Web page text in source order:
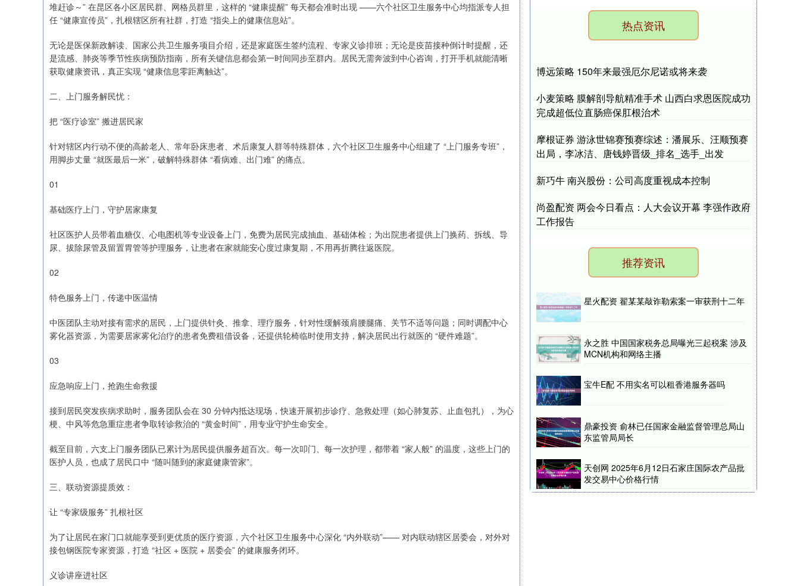
堆赶诊～” 在昆区各小区居民群、网格员群里，这样的 “健康提醒” 每天都会准时出现 ——六个社区卫生服务中心均指派专人担
任 “健康宣传员”，扎根辖区所有社群，打造 “指尖上的健康信息站”。
无论是医保新政解读、国家公共卫生服务项目介绍，还是家庭医生签约流程、专家义诊排班；无论是疫苗接种倒计时提醒，还
是流感、肺炎等季节性疾病预防指南，所有关键信息都会第一时间同步至群内。居民无需奔波到中心咨询，打开手机就能清晰
获取健康资讯，真正实现 “健康信息零距离触达”。
二、上门服务解民忧：
把 “医疗诊室” 搬进居民家
针对辖区内行动不便的高龄老人、常年卧床患者、术后康复人群等特殊群体，六个社区卫生服务中心组建了 “上门服务专班”，
用脚步丈量 “就医最后一米”，破解特殊群体 “看病难、出门难” 的痛点。
01
基础医疗上门，守护居家康复
社区医护人员带着血糖仪、心电图机等专业设备上门，免费为居民完成抽血、基础体检；为出院患者提供上门换药、拆线、导
尿、拔除尿管及留置胃管等护理服务，让患者在家就能安心度过康复期，不用再折腾往返医院。
02
特色服务上门，传递中医温情
中医团队主动对接有需求的居民，上门提供针灸、推拿、理疗服务，针对性缓解颈肩腰腿痛、关节不适等问题；同时调配中心
雾化器资源，为需要居家雾化治疗的患者免费租借设备，还提供轮椅临时使用支持，解决居民出行就医的 “硬件难题”。
03
应急响应上门，抢跑生命救援
接到居民突发疾病求助时，服务团队会在 30 分钟内抵达现场，快速开展初步诊疗、急救处理（如心肺复苏、止血包扎），为心
梗、中风等危急重症患者争取转诊救治的 “黄金时间”，用专业守护生命安全。
截至目前，六支上门服务团队已累计为居民提供服务超百次。每一次叩门、每一次护理，都带着 “家人般” 的温度，这些上门的
医护人员，也成了居民口中 “随叫随到的家庭健康管家”。
三、联动资源提质效：
让 “专家级服务” 扎根社区
为了让居民在家门口就能享受到更优质的医疗资源，六个社区卫生服务中心深化 “内外联动”—— 对内联动辖区居委会，对外对
接包钢医院专家资源，打造 “社区 + 医院 + 居委会” 的健康服务闭环。
义诊讲座进社区
热点资讯
博远策略 150年来最强厄尔尼诺或将来袭
小麦策略 膜解剖导航精准手术 山西白求恩医院成功
完成超低位直肠癌保肛根治术
摩根证券 游泳世锦赛预赛综述：潘展乐、汪顺预赛
出局，李冰洁、唐钱婷晋级_排名_选手_出发
新巧牛 南兴股份：公司高度重视成本控制
尚盈配资 两会今日看点：人大会议开幕 李强作政府
工作报告
推荐资讯
星火配资 翟某某敲诈勒索案一审获刑十二年
永之胜 中国国家税务总局曝光三起税案 涉及
MCN机构和网络主播
宝牛E配 不用实名可以租香港服务器吗
鼎豪投资 俞林已任国家金融监督管理总局山
东监管局局长
天创网 2025年6月12日石家庄国际农产品批
发交易中心价格行情